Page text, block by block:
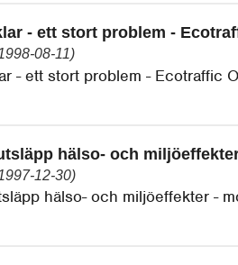
- ett stort problem -
08-11)
- ett stort problem - Ecotraffic
hälso- och
12-30)
hälso- och miljöeffekter -